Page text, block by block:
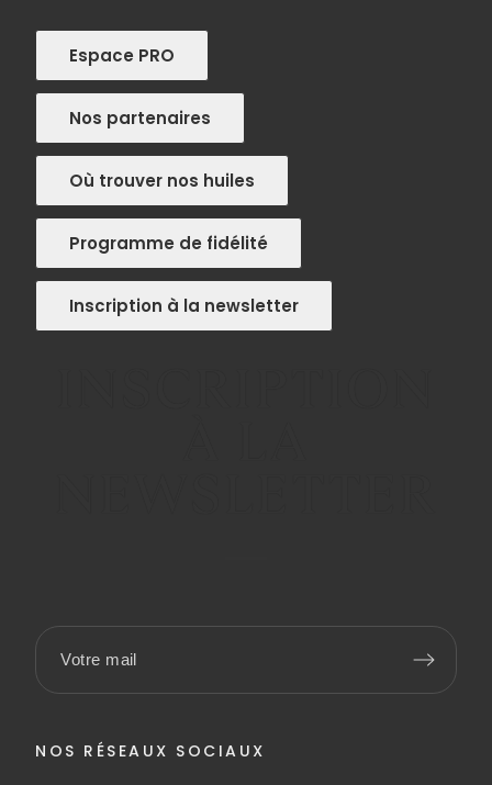
Espace PRO
Nos partenaires
Où trouver nos huiles
Programme de fidélité
Inscription à la newsletter
NOS RÉSEAUX SOCIAUX